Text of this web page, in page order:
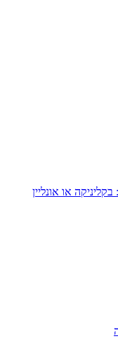
או אונליין